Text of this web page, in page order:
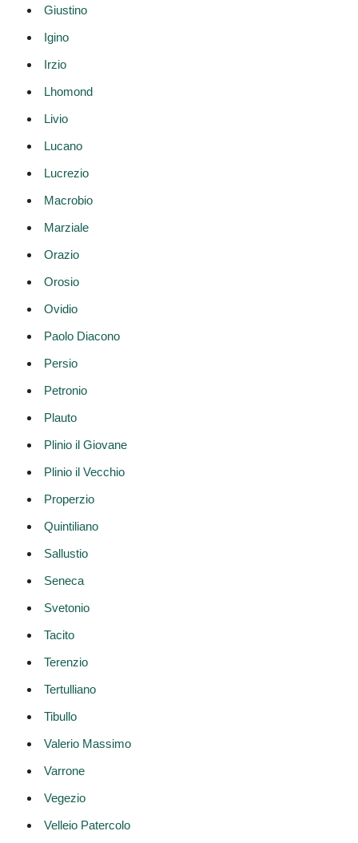
Giustino
Igino
Irzio
Lhomond
Livio
Lucano
Lucrezio
Macrobio
Marziale
Orazio
Orosio
Ovidio
Paolo Diacono
Persio
Petronio
Plauto
Plinio il Giovane
Plinio il Vecchio
Properzio
Quintiliano
Sallustio
Seneca
Svetonio
Tacito
Terenzio
Tertulliano
Tibullo
Valerio Massimo
Varrone
Vegezio
Velleio Patercolo